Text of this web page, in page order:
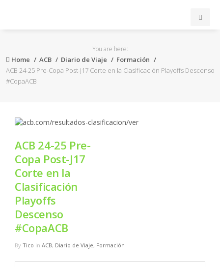
ACB
FEB
FIBA
OTROS
FORMACIÓN
NBA
MULTIMEDIA
You are here:
Home ACB Diario de Viaje
Formación
ACB 24-25 Pre-Copa Post-J17 Corte en la Clasificación Playoffs Descenso
#CopaACB
ACB 24-25 Pre-
Copa Post-J17
Corte en la
Clasificación
Playoffs
Descenso
#CopaACB
By Tico in ACB, Diario de Viaje, Formación